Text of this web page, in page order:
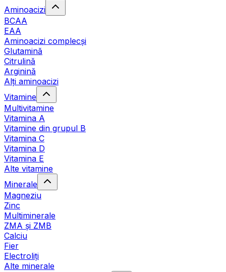
Aminoacizi
BCAA
EAA
Aminoacizi complecși
Glutamină
Citrulină
Arginină
Alți aminoacizi
Vitamine
Multivitamine
Vitamina A
Vitamine din grupul B
Vitamina C
Vitamina D
Vitamina E
Alte vitamine
Minerale
Magneziu
Zinc
Multiminerale
ZMA și ZMB
Calciu
Fier
Electroliți
Alte minerale